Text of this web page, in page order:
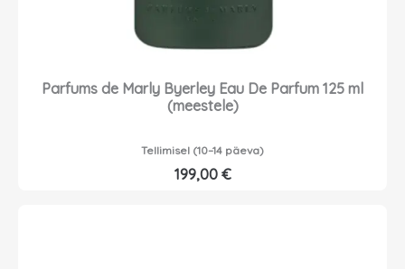
Parfums de Marly Byerley Eau De Parfum 125 ml
(meestele)
Tellimisel (10–14 päeva)
199,00 €